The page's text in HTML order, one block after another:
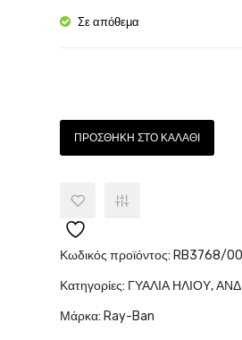
Σε απόθεμα
ΠΡΟΣΘΉΚΗ ΣΤΟ ΚΑΛΆΘΙ
Κωδικός προϊόντος: RB3768/
Κατηγορίες: ΓΥΑΛΙΑ ΗΛΙΟΥ,
Μάρκα: Ray-Ban